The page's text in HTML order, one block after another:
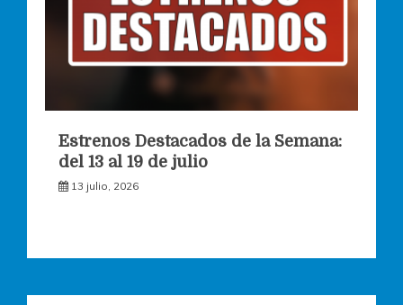
Estrenos Destacados de la Semana:
del 13 al 19 de julio
13 julio, 2026